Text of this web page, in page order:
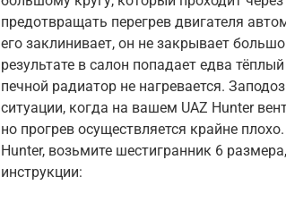
предотвращать перегрев двигателя
его заклинивает, он не закрывает
результате в салон попадает едва
печной радиатор не нагревается.
ситуации, когда на вашем UAZ Hunter
но прогрев осуществляется крайне
Hunter, возьмите шестигранник 6
инструкции: